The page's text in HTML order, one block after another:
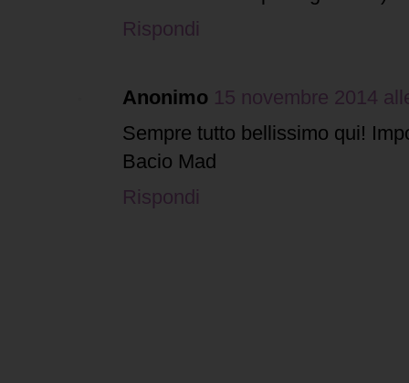
Rispondi
Anonimo 15 novembre 2014
Sempre tutto bellissimo qui!
Bacio Mad
Rispondi